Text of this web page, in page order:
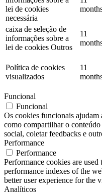
lei de cookies
necessária
caixa de seleção de
informações sobre a
lei de cookies Outros
11
Política de cookies
visualizados
11
Funcional
Funcional
Os cookies funcionais ajudam
como compartilhar o
social, coletar feedbacks e
Performance
Performance
Performance cookies are
performance indexes of the
better user experience for the
Analíticos